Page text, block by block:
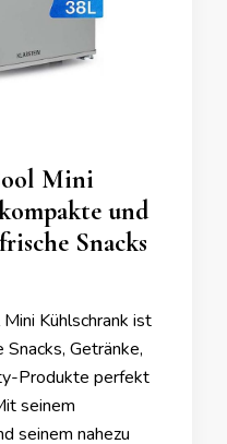
Mini
und
Snacks
Kühlschrank ist
Getränke,
Produkte perfekt
seinem
seinem nahezu